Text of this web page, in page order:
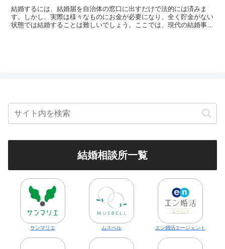
結婚するには、結婚届を自治体の窓口に出すだけで法的には済みま
す。しかし、実際は様々なものにお金が必要になり、全く貯金がない
状態では結婚することは難しいでしょう。ここでは、現代の結婚事情
結婚相談所一覧
サンマリエ ムスベル エン婚活エージェント